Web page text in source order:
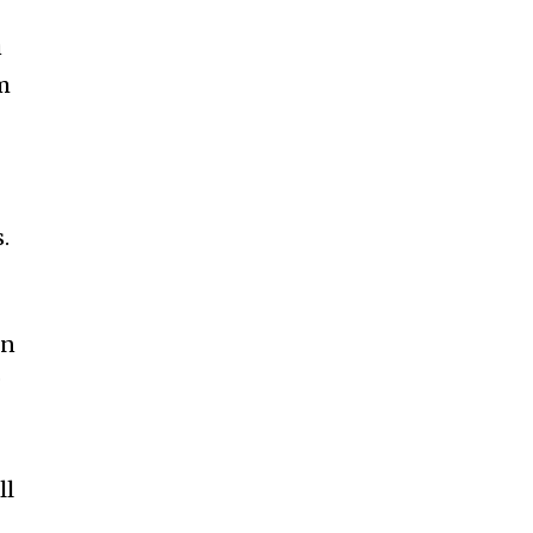
Sändarens nyhetsbrev.
integritetspolicyn